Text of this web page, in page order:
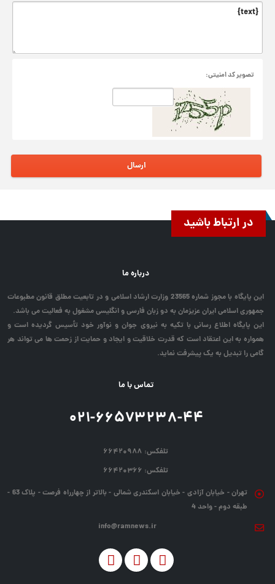
تصوير کد امنيتی:
ارسال
در ارتباط باشید
درباره ما
این پایگاه با مجوز شماره 23565 وزارت ارشاد اسلامی و در تابعیت مطلق قانون مطبوعات
جمهوری اسلامی ایران عزیزمان به دو زبان فارسی و انگلیسی مشغول به فعالیت می باشد.
این پایگاه اطلاع رسانی با تکیه به نیروی جوان و نوآور خود تأسیس گردیده است و
همواره به این اعتقاد است که قدرت خلاقیت و ایجاد و حمایت از زحمت ها می تواند هر
گامی را تبدیل به یک پیشرفت نماید.
تماس با ما
۰۲۱-۶۶۵۷۳۲۳۸-۴۴
تلفکس: ۶۶۴۲۰۹۸۸
تلفکس: ۶۶۴۲۰۳۶۶
تهران - خیابان آزادی - خیابان اسکندری شمالی - بالاتر از چهارراه فرصت - پلاک 63 -
طبقه دوم - واحد 4
info@ramnews.ir